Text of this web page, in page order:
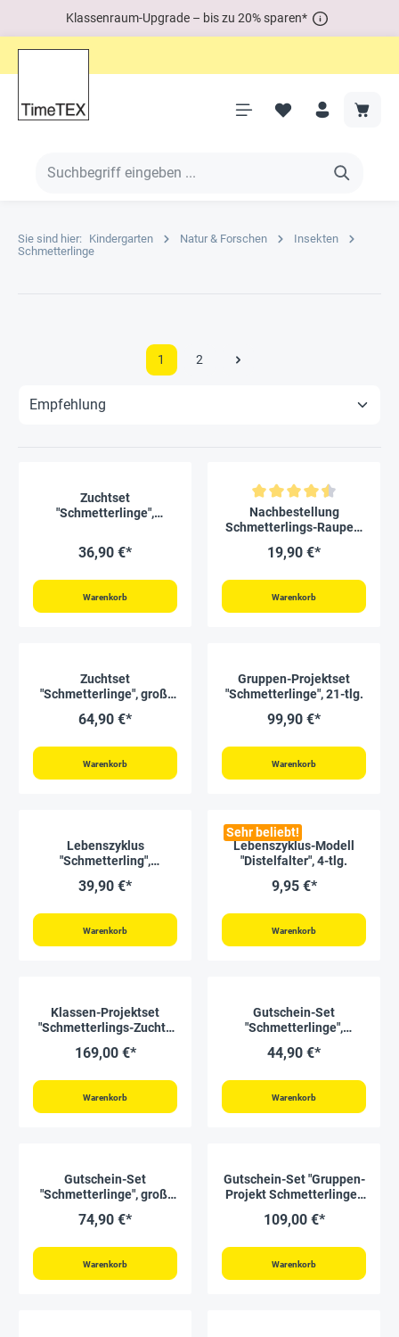
Klassenraum-Upgrade – bis zu 20% sparen*
Sie sind hier: Kindergarten Natur & Forschen
Insekten
Schmetterlinge
1 2
Zuchtset
"Schmetterlinge",
36,90 €*
Warenkorb
Durchschnittliche Bewertung
Nachbestellung
Schmetterlings-Raupen,
19,90 €*
Warenkorb
Zuchtset
"Schmetterlinge", groß,
64,90 €*
Warenkorb
Gruppen-Projektset
"Schmetterlinge", 21-tlg.
99,90 €*
Warenkorb
Lebenszyklus
"Schmetterling",
39,90 €*
Warenkorb
Sehr beliebt!
Lebenszyklus-Modell
"Distelfalter", 4-tlg.
9,95 €*
Warenkorb
Klassen-Projektset
"Schmetterlings-Zucht",
169,00 €*
Warenkorb
Gutschein-Set
"Schmetterlinge",
44,90 €*
Warenkorb
Gutschein-Set
"Schmetterlinge", groß,
74,90 €*
Warenkorb
Gutschein-Set "Gruppen-
Projekt Schmetterlinge",
109,00 €*
Warenkorb